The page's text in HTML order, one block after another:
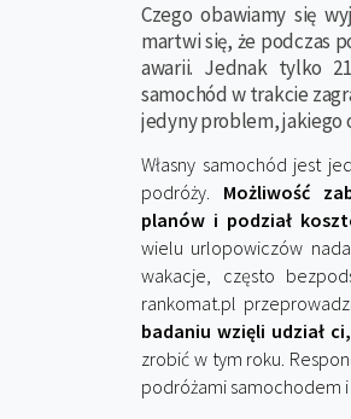
Czego obawiamy się
martwi się, że podczas
awarii. Jednak tylko
samochód w trakcie
jedyny problem, jakiego
Własny samochód jest
podróży. Możliwość
planów i podział
wielu urlopowiczów
wakacje, często
rankomat.pl
badaniu wzięli udział
zrobić w tym roku.
podróżami samochodem